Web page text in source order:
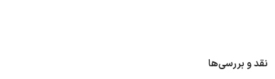
نقد و بررسی‌ها